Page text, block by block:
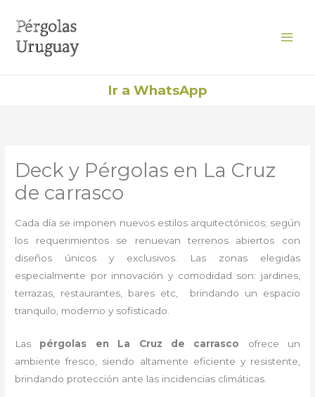
contenido
Ir a WhatsApp
Deck y Pérgolas en La Cruz
de carrasco
Cada día se imponen nuevos estilos arquitectónicos; según
los requerimientos se renuevan terrenos abiertos con
diseños únicos y exclusivos. Las zonas elegidas
especialmente por innovación y comodidad son: jardines,
terrazas, restaurantes, bares etc, brindando un espacio
tranquilo, moderno y sofisticado.
Las pérgolas en La Cruz de carrasco ofrece un
ambiente fresco, siendo altamente eficiente y resistente,
brindando protección ante las incidencias climáticas.